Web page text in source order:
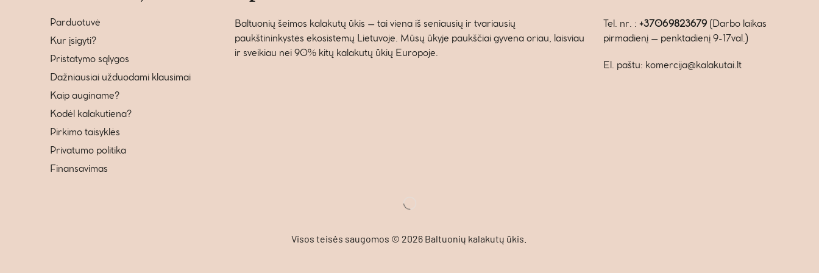
Parduotuvė
Kur įsigyti?
Pristatymo sąlygos
Dažniausiai užduodami klausimai
Kaip auginame?
Kodėl kalakutiena?
Pirkimo taisyklės
Privatumo politika
Finansavimas
Baltuonių šeimos kalakutų ūkis – tai viena iš seniausių ir tvariausių
paukštininkystės ekosistemų Lietuvoje. Mūsų ūkyje paukščiai gyvena oriau, laisviau
ir sveikiau nei 90% kitų kalakutų ūkių Europoje.
Tel. nr. : +37069823679(Darbo laikas
pirmadienį – penktadienį 9-17val.)
El. paštu: komercija@kalakutai.lt
Visos teisės saugomos © 2026 Baltuonių kalakutų ūkis.